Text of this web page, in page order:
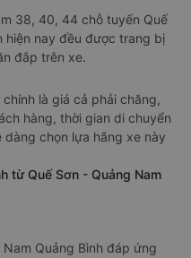
38, 40, 44 chỗ tuyến Quế
hiện nay đều được trang bị
đắp trên xe.
là giá cả phải chăng,
hàng, thời gian di chuyển
dàng chọn lựa hãng xe này
từ Quế Sơn - Quảng Nam
Quảng Bình đáp ứng